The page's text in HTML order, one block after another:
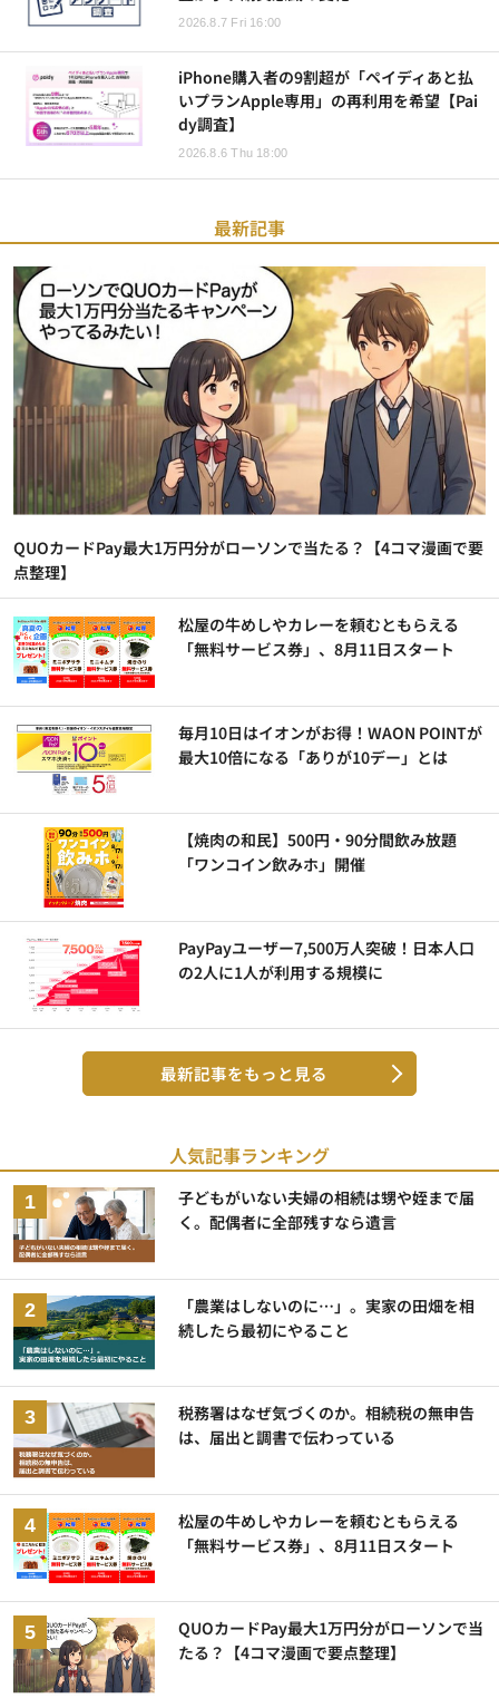
2026.8.7 Fri 16:00
iPhone購入者の9割超が「ペイディあと払
いプランApple専用」の再利用を希望【Pai
dy調査】
2026.8.6 Thu 18:00
最新記事
QUOカードPay最大1万円分がローソンで当たる？【4コマ漫画で要
点整理】
松屋の牛めしやカレーを頼むともらえる
「無料サービス券」、8月11日スタート
毎月10日はイオンがお得！WAON POINTが
最大10倍になる「ありが10デー」とは
【焼肉の和民】500円・90分間飲み放題
「ワンコイン飲みホ」開催
PayPayユーザー7,500万人突破！日本人口
の2人に1人が利用する規模に
最新記事をもっと見る
人気記事ランキング
子どもがいない夫婦の相続は甥や姪まで届
く。配偶者に全部残すなら遺言
「農業はしないのに…」。実家の田畑を相
続したら最初にやること
税務署はなぜ気づくのか。相続税の無申告
は、届出と調書で伝わっている
松屋の牛めしやカレーを頼むともらえる
「無料サービス券」、8月11日スタート
QUOカードPay最大1万円分がローソンで当
たる？【4コマ漫画で要点整理】